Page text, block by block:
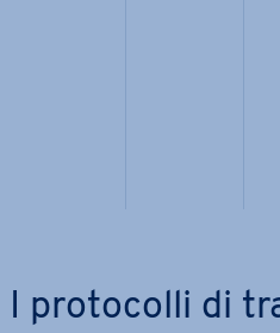
I pro­to­col­li di